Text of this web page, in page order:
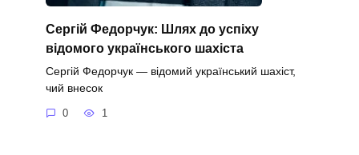
Сергій Федорчук: Шлях до успіху
відомого українського шахіста
Сергій Федорчук — відомий український шахіст,
чий внесок
0 1